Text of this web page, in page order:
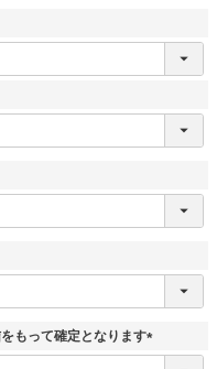
もって確定となります
(